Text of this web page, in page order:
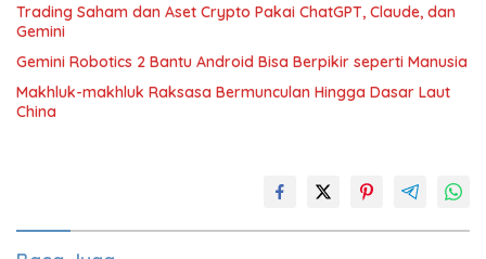
Trading Saham dan Aset Crypto Pakai ChatGPT, Claude, dan
Gemini
Gemini Robotics 2 Bantu Android Bisa Berpikir seperti Manusia
Makhluk-makhluk Raksasa Bermunculan Hingga Dasar Laut
China